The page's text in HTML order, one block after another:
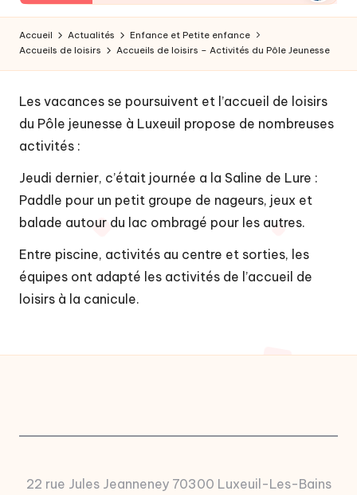
u
n
u
t
é
d
e
c
o
m
u
d
Accueil Actualités
Enfance et Petite enfance
Accueils de loisirs
Accueils de loisirs – Activités du Pôle Jeunesse
Les vacances se poursuivent et l’accueil de loisirs
du Pôle jeunesse à Luxeuil propose de nombreuses
activités :
Jeudi dernier, c’était journée a la Saline de Lure :
Paddle pour un petit groupe de nageurs, jeux et
balade autour du lac ombragé pour les autres.
Entre piscine, activités au centre et sorties, les
équipes ont adapté les activités de l’accueil de
loisirs à la canicule.
22 rue Jules Jeanneney 70300 Luxeuil-Les-Bains